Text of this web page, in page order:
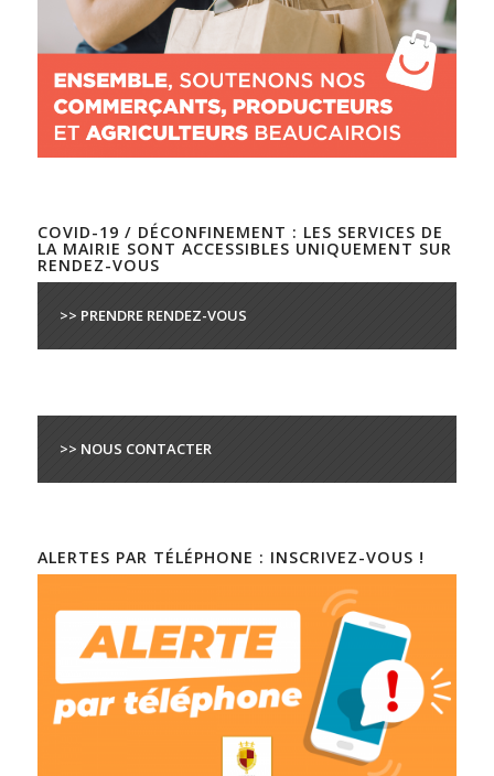
COVID-19 / DÉCONFINEMENT : LES SERVICES DE
LA MAIRIE SONT ACCESSIBLES UNIQUEMENT SUR
RENDEZ-VOUS
>> PRENDRE RENDEZ-VOUS
>> NOUS CONTACTER
ALERTES PAR TÉLÉPHONE : INSCRIVEZ-VOUS !